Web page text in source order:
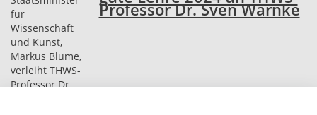
Professor Dr. Sven Warnke